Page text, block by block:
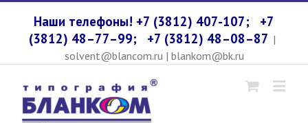
Наши телефоны! +7 (3812) 407-107; +7
(3812) 48–77–99; +7 (3812) 48–08–87 |
solvent@blancom.ru | blankom@bk.ru